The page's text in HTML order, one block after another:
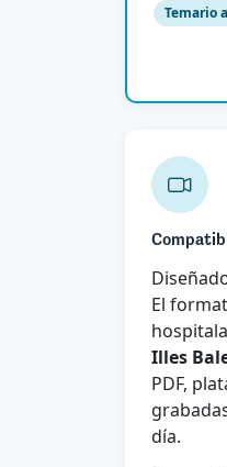
Temario
El
Illes
PDF,
día.